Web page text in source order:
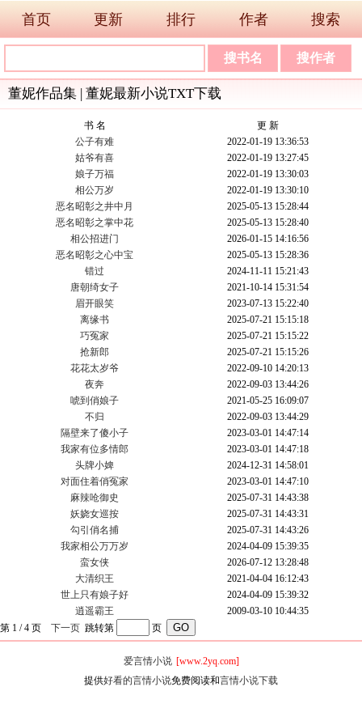
首页 更新 排行 作者 搜索
董妮作品集 | 董妮最新小说TXT下载
书 名
更 新
公子有难
2022-01-19 13:36:53
姑爷有喜
2022-01-19 13:27:45
娘子万福
2022-01-19 13:30:03
相公万岁
2022-01-19 13:30:10
恶名昭彰之井中月
2025-05-13 15:28:44
恶名昭彰之掌中花
2025-05-13 15:28:40
相公招进门
2026-01-15 14:16:56
恶名昭彰之心中宝
2025-05-13 15:28:36
错过
2024-11-11 15:21:43
唐朝绮女子
2021-10-14 15:31:54
眉开眼笑
2023-07-13 15:22:40
离缘书
2025-07-21 15:15:18
巧冤家
2025-07-21 15:15:22
抢新郎
2025-07-21 15:15:26
花花太岁爷
2022-09-10 14:20:13
夜奔
2022-09-03 13:44:26
唬到俏娘子
2021-05-25 16:09:07
不归
2022-09-03 13:44:29
隔壁来了傻小子
2023-03-01 14:47:14
我家有位多情郎
2023-03-01 14:47:18
头牌小婢
2024-12-31 14:58:01
对面住着俏冤家
2023-03-01 14:47:10
麻辣呛御史
2025-07-31 14:43:38
妖娆女巡按
2025-07-31 14:43:31
勾引俏名捕
2025-07-31 14:43:26
我家相公万万岁
2024-04-09 15:39:35
蛮女侠
2026-07-12 13:28:48
大清织王
2021-04-04 16:12:43
世上只有娘子好
2024-04-09 15:39:32
逍遥霸王
2009-03-10 10:44:35
第 1 / 4 页 下一页 跳转第 页
爱言情小说 [www.2yq.com]
提供好看的言情小说免费阅读和言情小说下载